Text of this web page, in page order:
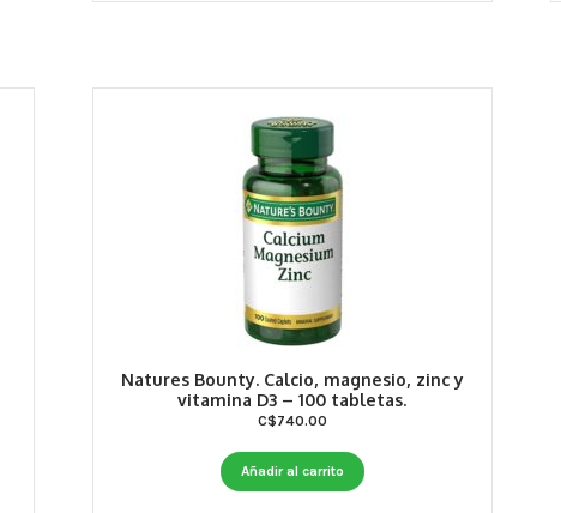
Natures Bounty. Calcio, magnesio, zinc y
vitamina D3 – 100 tabletas.
C$740.00
Añadir al carrito